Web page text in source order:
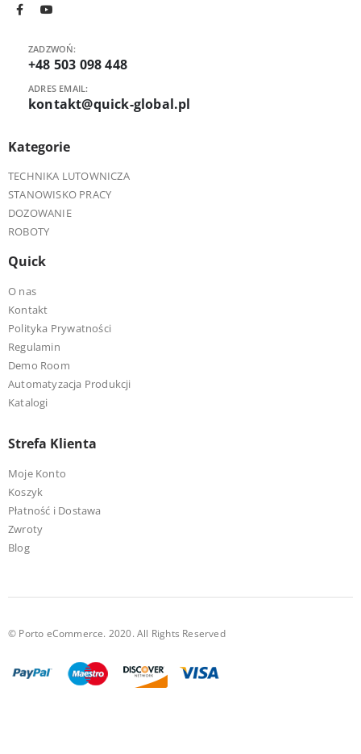
ZADZWOŃ:
+48 503 098 448
ADRES EMAIL:
kontakt@quick-global.pl
Kategorie
TECHNIKA LUTOWNICZA
STANOWISKO PRACY
DOZOWANIE
ROBOTY
Quick
O nas
Kontakt
Polityka Prywatności
Regulamin
Demo Room
Automatyzacja Produkcji
Katalogi
Strefa Klienta
Moje Konto
Koszyk
Płatność i Dostawa
Zwroty
Blog
© Porto eCommerce. 2020. All Rights Reserved